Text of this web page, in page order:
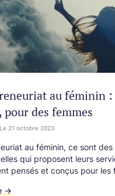
au féminin :
pour des femmes
Le 21 octobre 2023
au féminin, ce sont
qui proposent leurs
pensés et conçus pour les
→